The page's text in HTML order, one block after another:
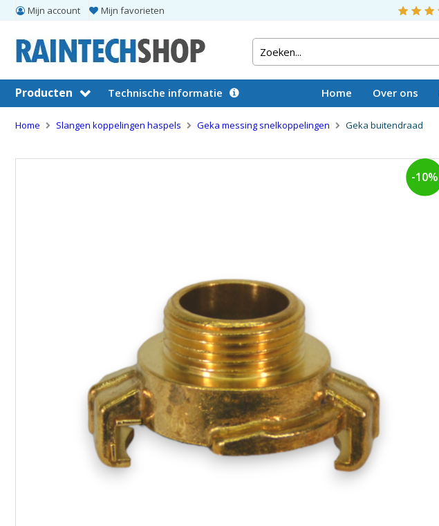
Mijn account Mijn favorieten
Producten Technische informatie Home Over ons
Vacatures
Home Slangen koppelingen haspels Geka messing snelkoppelingen Geka buitendraad
-10%